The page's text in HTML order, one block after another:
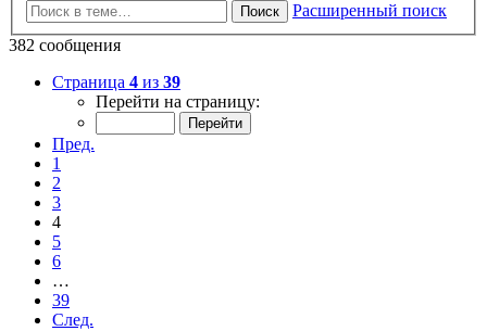
Поиск
Расширенный поиск
382 сообщения
Страница 4 из 39
Перейти на страницу:
Пред.
1
2
3
4
5
6
…
39
След.